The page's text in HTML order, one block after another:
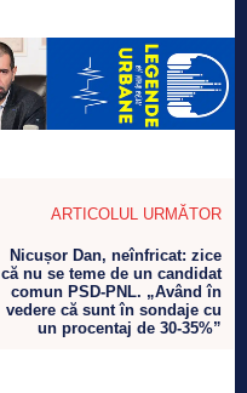
ARTICOLUL URMĂTOR
Nicușor Dan, neînfricat: zice
că nu se teme de un candidat
comun PSD-PNL. „Având în
vedere că sunt în sondaje cu
un procentaj de 30-35%”